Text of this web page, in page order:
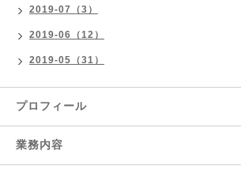
2019-07（3）
2019-06（12）
2019-05（31）
プロフィール
業務内容